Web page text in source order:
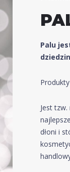
Palu
Jest
dłoni i